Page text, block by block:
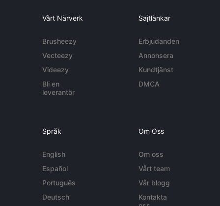
Vårt Närverk
Brusheezy
Vecteezy
Videezy
Bli en
leverantör
Sajtlänkar
Erbjudanden
Annonsera
Kundtjänst
DMCA
Språk
English
Español
Português
Deutsch
Om Oss
Om oss
Vårt team
Vår blogg
Kontakta